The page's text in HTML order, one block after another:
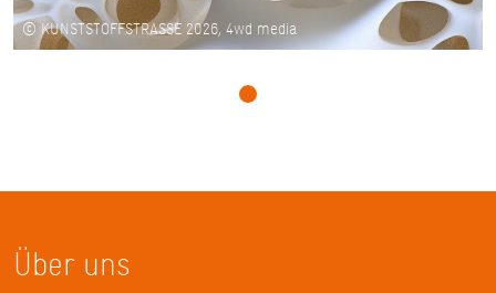
© KUNSTSTOFFSTRASSE 2026, 4wd media
Über uns